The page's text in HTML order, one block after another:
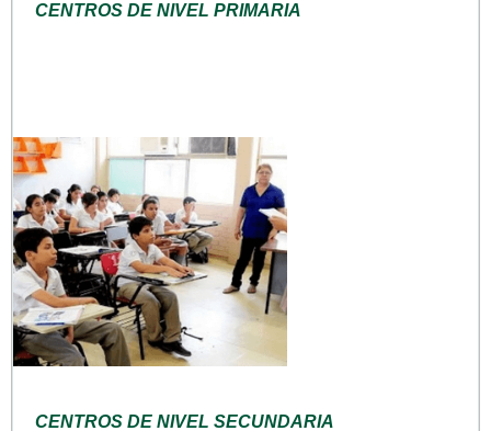
CENTROS DE NIVEL PRIMARIA
CENTROS DE NIVEL SECUNDARIA